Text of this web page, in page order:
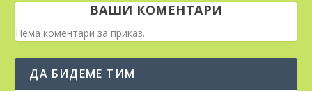
ВАШИ КОМЕНТАРИ
Нема коментари за приказ.
ДА БИДЕМЕ ТИМ